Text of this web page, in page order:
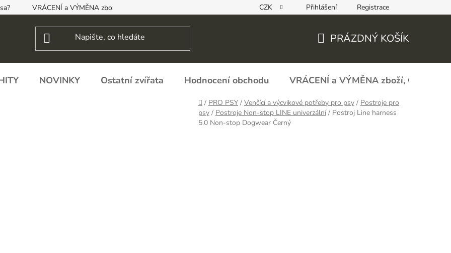
VRÁCENÍ a VÝMĚNA zboží, ODSTOUPENÍ OD SMLOUVY REKLAMAČNÍ FORMULÁŘ - zboží s vadou
CZK Přihlášení Registrace
KOŠÍK
PRÁZDNÝ KOŠÍK
NOVINKY Ostatní zvířata Hodnocení obchodu VRÁCENÍ a VÝMĚNA zboží,
Domů
/ PRO PSY / Venčící a výcvikové potřeby pro psy / Postroje pro
psy / Postroje Non-stop LINE univerzální / Postroj Line harness
5.0 Non-stop Dogwear Černý